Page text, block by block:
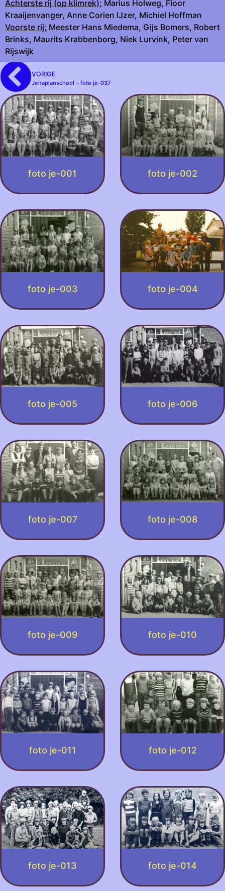
Achterste rij (op klimrek); Marius Holweg, Floor
Kraaijenvanger, Anne Corien IJzer, Michiel Hoffman
Voorste rij; Meester Hans Miedema, Gijs Bomers, Robert
Brinks, Maurits Krabbenborg, Niek Lurvink, Peter van
Rijswijk
VORIGE
Jenaplanschool – foto je-037
foto je-001 foto je-002
foto je-003 foto je-004
foto je-005 foto je-006
foto je-007 foto je-008
foto je-009 foto je-010
foto je-011 foto je-012
foto je-013 foto je-014